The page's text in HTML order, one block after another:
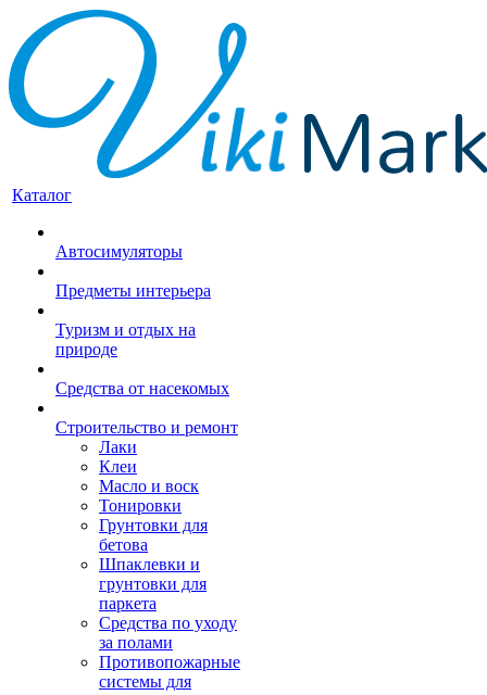
Каталог
Автосимуляторы
Предметы интерьера
Туризм и отдых на
природе
Средства от насекомых
Строительство и ремонт
Лаки
Клеи
Масло и воск
Тонировки
Грунтовки для
бетова
Шпаклевки и
грунтовки для
паркета
Средства по уходу
за полами
Противопожарные
системы для